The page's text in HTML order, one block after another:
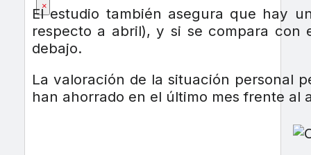
×
El estudio también asegura que hay
respecto a abril), y si se compara con
debajo.
La valoración de la situación personal
han ahorrado en el último mes frente